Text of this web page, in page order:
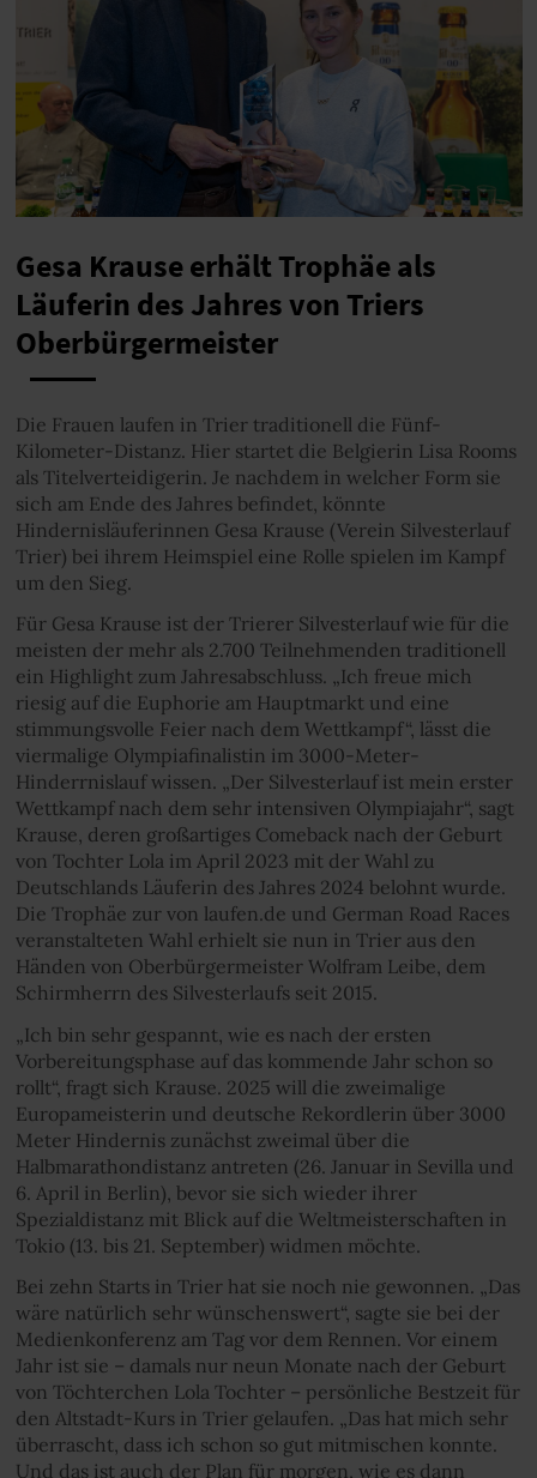
Gesa Krause erhält Trophäe als
Läuferin des Jahres von Triers
Oberbürgermeister
Die Frauen laufen in Trier traditionell die Fünf-
Kilometer-Distanz. Hier startet die Belgierin Lisa Rooms
als Titelverteidigerin. Je nachdem in welcher Form sie
sich am Ende des Jahres befindet, könnte
Hindernisläuferinnen Gesa Krause (Verein Silvesterlauf
Trier) bei ihrem Heimspiel eine Rolle spielen im Kampf
um den Sieg.
Für Gesa Krause ist der Trierer Silvesterlauf wie für die
meisten der mehr als 2.700 Teilnehmenden traditionell
ein Highlight zum Jahresabschluss. „Ich freue mich
riesig auf die Euphorie am Hauptmarkt und eine
stimmungsvolle Feier nach dem Wettkampf“, lässt die
viermalige Olympiafinalistin im 3000-Meter-
Hinderrnislauf wissen. „Der Silvesterlauf ist mein erster
Wettkampf nach dem sehr intensiven Olympiajahr“, sagt
Krause, deren großartiges Comeback nach der Geburt
von Tochter Lola im April 2023 mit der Wahl zu
Deutschlands Läuferin des Jahres 2024 belohnt wurde.
Die Trophäe zur von laufen.de und German Road Races
veranstalteten Wahl erhielt sie nun in Trier aus den
Händen von Oberbürgermeister Wolfram Leibe, dem
Schirmherrn des Silvesterlaufs seit 2015.
„Ich bin sehr gespannt, wie es nach der ersten
Vorbereitungsphase auf das kommende Jahr schon so
rollt“, fragt sich Krause. 2025 will die zweimalige
Europameisterin und deutsche Rekordlerin über 3000
Meter Hindernis zunächst zweimal über die
Halbmarathondistanz antreten (26. Januar in Sevilla und
6. April in Berlin), bevor sie sich wieder ihrer
Spezialdistanz mit Blick auf die Weltmeisterschaften in
Tokio (13. bis 21. September) widmen möchte.
Bei zehn Starts in Trier hat sie noch nie gewonnen. „Das
wäre natürlich sehr wünschenswert“, sagte sie bei der
Medienkonferenz am Tag vor dem Rennen. Vor einem
Jahr ist sie – damals nur neun Monate nach der Geburt
von Töchterchen Lola Tochter – persönliche Bestzeit für
den Altstadt-Kurs in Trier gelaufen. „Das hat mich sehr
überrascht, dass ich schon so gut mitmischen konnte.
Und das ist auch der Plan für morgen, wie es dann